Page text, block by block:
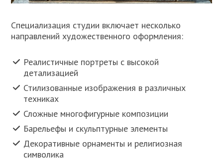
Специализация студии включает несколько
направлений художественного оформления:
Реалистичные портреты с высокой
детализацией
Стилизованные изображения в различных
техниках
Сложные многофигурные композиции
Барельефы и скульптурные элементы
Декоративные орнаменты и религиозная
символика